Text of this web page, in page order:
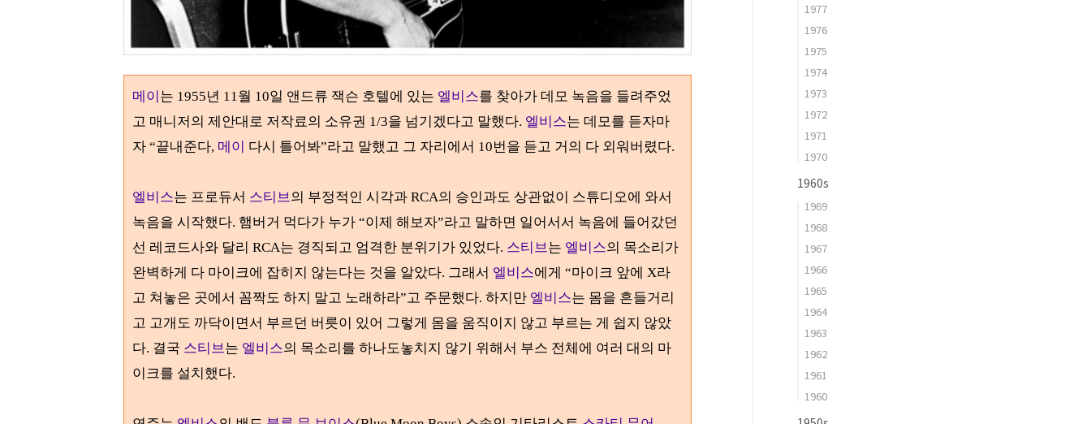
메이 는 1955년 11월 10일 앤드류 잭슨 호텔에 있는 엘비스를 찾아가 데모 녹음을 들려주었
고 매니저의 제안대로 저작료의 소유권 1/3을 넘기겠다고 말했다. 엘비스는 데모를 듣자마
자 “끝내준다, 메이 다시 틀어봐”라고 말했고 그 자리에서 10번을 듣고 거의 다 외워버렸다.
엘비스는 프로듀서 스티브의 부정적인 시각과 RCA의 승인과도 상관없이 스튜디오에 와서
녹음을 시작했다. 햄버거 먹다가 누가 “이제 해보자”라고 말하면 일어서서 녹음에 들어갔던
선 레코드사와 달리 RCA는 경직되고 엄격한 분위기가 있었다. 스티브는 엘비스의 목소리가
완벽하게 다 마이크에 잡히지 않는다는 것을 알았다. 그래서 엘비스에게 “마이크 앞에 X라
고 쳐놓은 곳에서 꼼짝도 하지 말고 노래하라”고 주문했다. 하지만 엘비스는 몸을 흔들거리
고 고개도 까닥이면서 부르던 버릇이 있어 그렇게 몸을 움직이지 않고 부르는 게 쉽지 않았
다. 결국 스티브는 엘비스의 목소리를 하나도놓치지 않기 위해서 부스 전체에 여러 대의 마
이크를 설치했다.
1977
1976
1975
1974
1973
1972
1971
1970
1960s
1969
1968
1967
1966
1965
1964
1963
1962
1961
1960